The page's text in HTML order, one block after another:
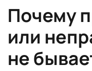
Почему
или
не